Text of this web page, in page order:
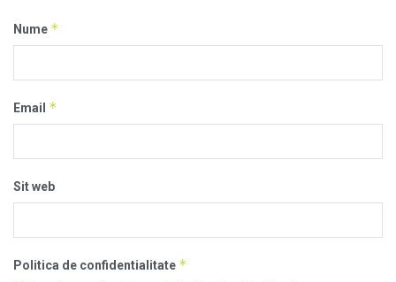
Nume *
Email *
Sit web
Politica de confidentialitate *